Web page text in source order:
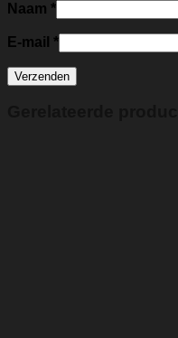
Naam *
E-mail *